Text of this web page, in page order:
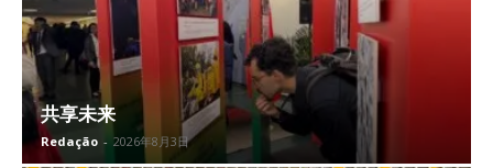
共享未来
Redação - 2026年8月3日